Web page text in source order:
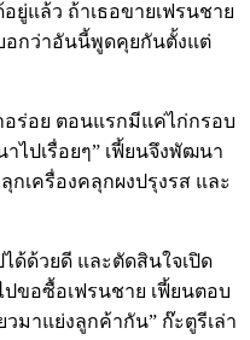
ยู่แล้ว ถ้าเธอขายเฟรนชาย
อกว่าอันนี้พูดคุยกันตั้งแต่
อร่อย ตอนแรกมีแค่ไก่กรอบ
ไปเรื่อยๆ” เฟี้ยนจึงพัฒนา
เครื่องคลุกผงปรุงรส และ
ด้ด้วยดี และตัดสินใจเปิด
ปขอซื้อเฟรนชาย เฟี้ยนตอบ
วมาแย่งลูกค้ากัน” ก๊ะตูรีเล่า